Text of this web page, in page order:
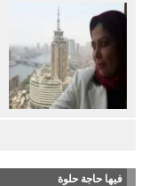
فيها حاجة حلوة